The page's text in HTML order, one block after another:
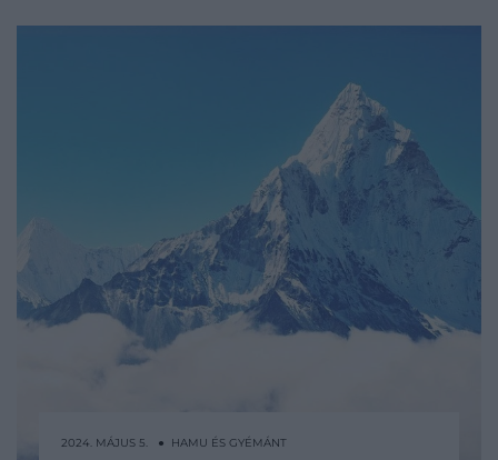
2024. MÁJUS 5. ● HAMU ÉS GYÉMÁNT